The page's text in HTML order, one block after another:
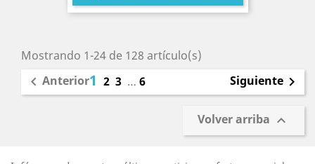
Mostrando 1-24 de 128 artículo(s)
 Anterior1 2 3 … 6 Siguiente 
Volver arriba 